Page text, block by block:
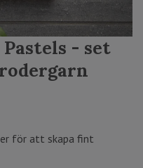
- set
för att skapa fint